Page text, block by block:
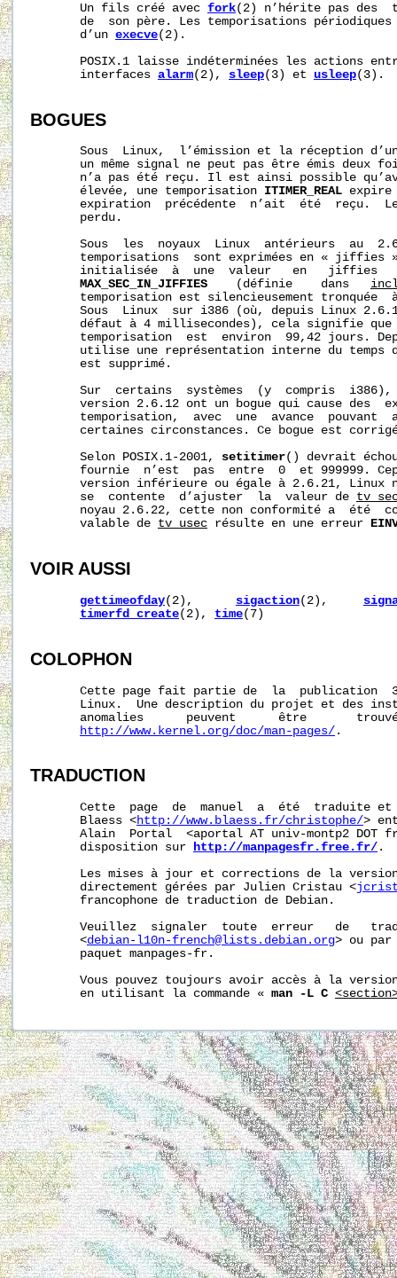
       Un fils créé avec
fork(2) n’hérite pas des
de  son père. Les temporisations
       d’un
execve(2).
POSIX.1 laisse indéterminées les actions
       interfaces
alarm(2), sleep(3) et usleep(3).
BOGUES
Sous  Linux,  l’émission et la réception
un même signal ne peut pas être émis deux
n’a pas été reçu. Il est ainsi possible
       élevée, une temporisation
ITIMER_REAL expire
expiration  précédente  n’ait  été  reçu.
       perdu.
Sous  les  noyaux  Linux  antérieurs  au
temporisations  sont exprimées en « jiffies
initialisée  à  une  valeur   en   jiffies
MAX_SEC_IN_JIFFIES
    (définie    dans
temporisation est silencieusement tronquée
Sous  Linux  sur i386 (où, depuis Linux
défaut à 4 millisecondes), cela signifie
temporisation  est  environ  99,42 jours.
utilise une représentation interne du temps
       est supprimé.
Sur  certains  systèmes  (y  compris
version 2.6.12 ont un bogue qui cause des
temporisation,  avec  une  avance  pouvant
certaines circonstances. Ce bogue est
       Selon POSIX.1-2001,
setitimer() devrait
fournie  n’est  pas  entre  0  et 999999.
version inférieure ou égale à 2.6.21, Linux
       se  contente  d’ajuster  la  valeur de
noyau 2.6.22, cette non conformité a  été
       valable de
tv_usec résulte en une erreur
VOIR AUSSI
gettimeofday(2), sigaction(2),
timerfd_create(2), time(7)
COLOPHON
Cette page fait partie de  la  publication
Linux.  Une description du projet et des
anomalies      peuvent      être
http://www.kernel.org/doc/man-pages/ .
TRADUCTION
Cette  page  de  manuel  a  été  traduite
       Blaess <
http://www.blaess.fr/christophe/>
Alain  Portal  <aportal AT univ-montp2 DOT
       disposition sur
http://manpagesfr.free.fr/ .
Les mises à jour et corrections de la
       directement gérées par Julien Cristau <
       francophone de traduction de Debian.
Veuillez  signaler  toute  erreur   de
       <
debian-l10n-french@lists.debian.org> ou par
       paquet manpages-fr.
Vous pouvez toujours avoir accès à la
       en utilisant la commande «
man -L C